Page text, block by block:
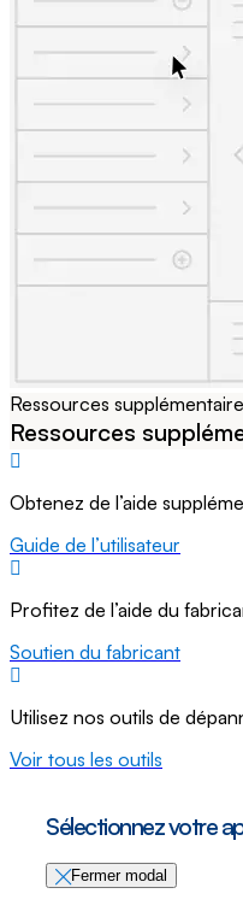
Ressources
Ressources
Obtenez de l’aide
Guide de l’utilisateur
Profitez de l’aide du
Soutien du fabricant
Utilisez nos outils de
Voir tous les outils
Sélectionnez votre
Fermer modal